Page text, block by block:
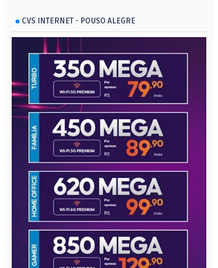
CVS INTERNET - POUSO ALEGRE